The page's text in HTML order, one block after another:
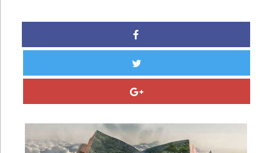
Partager
VieAsso